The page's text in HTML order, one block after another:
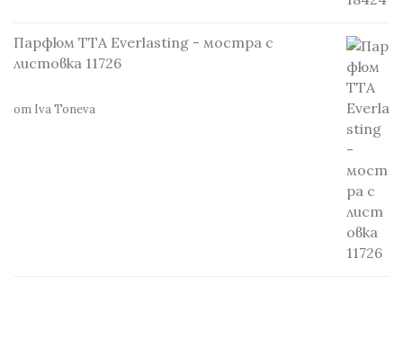
Парфюм TTA Everlasting - мостра с
листовка 11726
от Iva Toneva